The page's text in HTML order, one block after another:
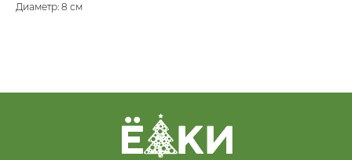
Диаметр: 8 см